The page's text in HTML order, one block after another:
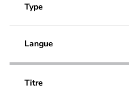
Type
Langue
Titre